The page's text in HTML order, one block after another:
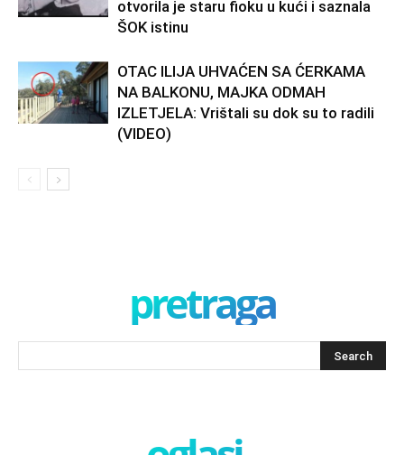
otvorila je staru fioku u kući i saznala
ŠOK istinu
OTAC ILIJA UHVAĆEN SA ĆERKAMA
NA BALKONU, MAJKA ODMAH
IZLETJELA: Vrištali su dok su to radili
(VIDEO)
pretraga